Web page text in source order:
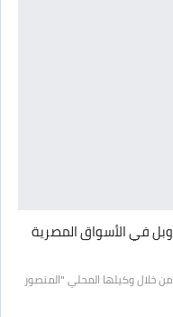
في الأسواق المصرية
خلال وكيلها المحلي "المنصور